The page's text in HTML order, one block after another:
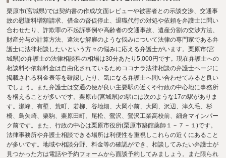
栗原市(宮城県)では契約書の作成/文面レビューや被害者との示談交渉、交通事
故の慰謝料増額請求、借金の督促停止、退職代行の対処や依頼を弁護士に問い
合わせたり、詐欺罪の不起訴事例や高齢者の交通事故、遺産分割の交渉方法、
財産分与の計算方法、違法な解雇のような悩みについて法律の専門家である弁
護士に法律相談したいという方々の悩みに応える弁護士がいます。栗原市(宮
城県)の弁護士の法律相談料の相場は30分あたり5,000円です。現在弁護士への
相談料や依頼料金は自由化されているためココナラ法律相談の弁護士ページに
掲載される料金表等を確認したり、気になる弁護士へ問い合わせてみると良い
でしょう。また弁護士は交通の便が良い主要駅の近くや行政の中心地に事務所
を構えることが多いです。栗原市(宮城県)の駅には次のような17の駅がありま
す。瀬峰、有壁、荒町、若柳、谷地畑、大岡小前、大岡、沢辺、津久毛、杉
橋、鳥矢崎、栗駒、栗原田町、尾松、鶯沢、鶯沢工業高校前、細倉マインパー
ク前です。また、行政の中心は栗原市役所(栗原市築館薬師１－７－１)です。
法律事務所や弁護士相談できる場所は利便性を重視しこれらの近くにあること
が多いです。地域や相談分野、料金等の確認ができ、相談してみたい弁護士が
見つかった方は電話や予約フォームから面談予約してみましょう。また限られ